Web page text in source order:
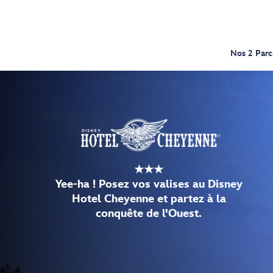
Nos 2
★★★
Yee-ha ! Posez vos valises au Disney
Hotel Cheyenne et partez à la
conquête de l'Ouest.